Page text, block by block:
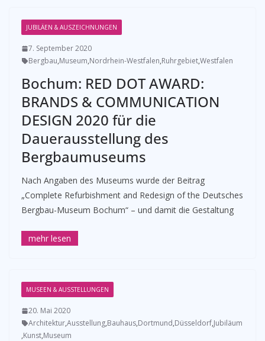
JUBILÄEN & AUSZEICHNUNGEN
7. September 2020
Bergbau,Museum,Nordrhein-Westfalen,Ruhrgebiet,Westfalen
Bochum: RED DOT AWARD:
BRANDS & COMMUNICATION
DESIGN 2020 für die
Dauerausstellung des
Bergbaumuseums
Nach Angaben des Museums wurde der Beitrag
„Complete Refurbishment and Redesign of the Deutsches
Bergbau-Museum Bochum“ – und damit die Gestaltung
MUSEEN & AUSSTELLUNGEN
20. Mai 2020
Architektur,Ausstellung,Bauhaus,Dortmund,Düsseldorf,Jubiläum
,Kunst,Museum